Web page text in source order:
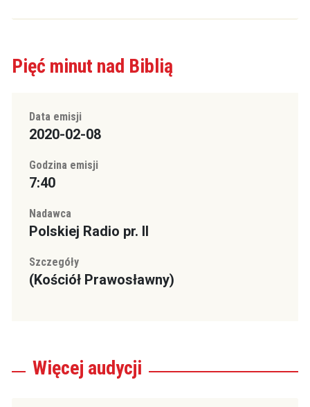
Pięć minut nad Biblią
Data emisji
2020-02-08
Godzina emisji
7:40
Nadawca
Polskiej Radio pr. II
Szczegóły
(Kościół Prawosławny)
Więcej audycji